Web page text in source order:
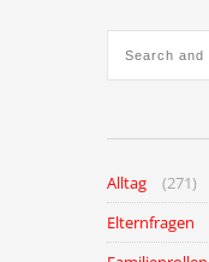
Alltag
(271)
Elternfragen